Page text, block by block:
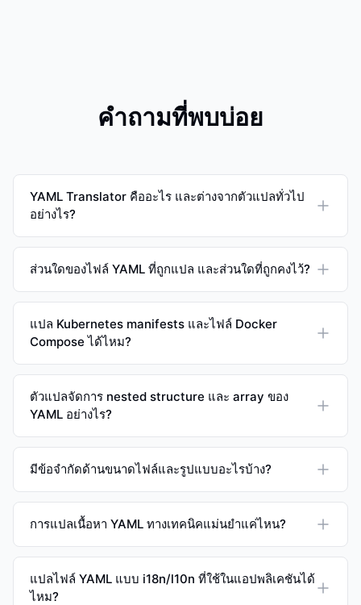
คำถามที่พบบ่อย
YAML Translator คืออะไร และต่างจากตัวแปลทั่วไป
อย่างไร?
ส่วนใดของไฟล์ YAML ที่ถูกแปล และส่วนใดที่ถูกคงไว้?
แปล Kubernetes manifests และไฟล์ Docker
Compose ได้ไหม?
ตัวแปลจัดการ nested structure และ array ของ
YAML อย่างไร?
มีข้อจำกัดด้านขนาดไฟล์และรูปแบบอะไรบ้าง?
การแปลเนื้อหา YAML ทางเทคนิคแม่นยำแค่ไหน?
แปลไฟล์ YAML แบบ i18n/l10n ที่ใช้ในแอปพลิเคชันได้
ไหม?